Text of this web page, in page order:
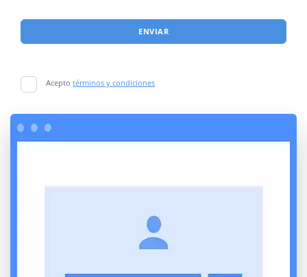
ENVIAR
Acepto términos y condiciones